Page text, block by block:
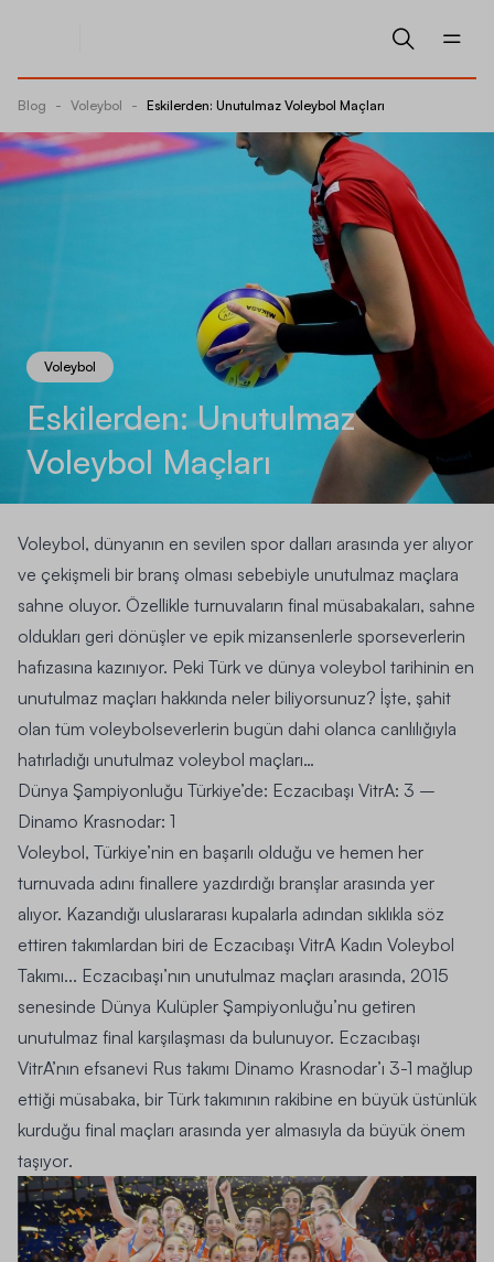
Blog - Voleybol - Eskilerden: Unutulmaz Voleybol Maçları
Voleybol
Eskilerden: Unutulmaz
Voleybol Maçları
Voleybol, dünyanın en sevilen spor dalları arasında yer alıyor
ve çekişmeli bir branş olması sebebiyle unutulmaz maçlara
sahne oluyor. Özellikle turnuvaların final müsabakaları, sahne
oldukları geri dönüşler ve epik mizansenlerle sporseverlerin
hafızasına kazınıyor. Peki Türk ve dünya voleybol tarihinin en
unutulmaz maçları hakkında neler biliyorsunuz? İşte, şahit
olan tüm voleybolseverlerin bugün dahi olanca canlılığıyla
hatırladığı unutulmaz voleybol maçları…
Dünya Şampiyonluğu Türkiye’de: Eczacıbaşı VitrA: 3 –
Dinamo Krasnodar: 1
Voleybol, Türkiye’nin en başarılı olduğu ve hemen her
turnuvada adını finallere yazdırdığı branşlar arasında yer
alıyor. Kazandığı uluslararası kupalarla adından sıklıkla söz
ettiren takımlardan biri de Eczacıbaşı VitrA Kadın Voleybol
Takımı... Eczacıbaşı’nın unutulmaz maçları arasında, 2015
senesinde Dünya Kulüpler Şampiyonluğu’nu getiren
unutulmaz final karşılaşması da bulunuyor. Eczacıbaşı
VitrA’nın efsanevi Rus takımı Dinamo Krasnodar’ı 3-1 mağlup
ettiği müsabaka, bir Türk takımının rakibine en büyük üstünlük
kurduğu final maçları arasında yer almasıyla da büyük önem
taşıyor.